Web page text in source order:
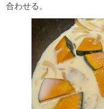
合わせる。